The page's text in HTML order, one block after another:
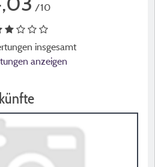
/10
insgesamt
anzeigen